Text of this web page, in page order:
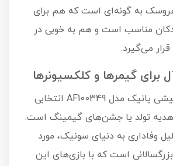
عروسک به گونه‌ای است که هم برای
مناسب است و هم به خوبی در
می‌گیرد.
برای گیمرها و کلکسیونرها
خرید عروسک پولیشی یانیک مدل AF100349 انتخابی
هدیه تولد یا جشن‌های گیمینگ است.
وفاداری به دنیای سونیک، مورد
است که با بازی‌های این